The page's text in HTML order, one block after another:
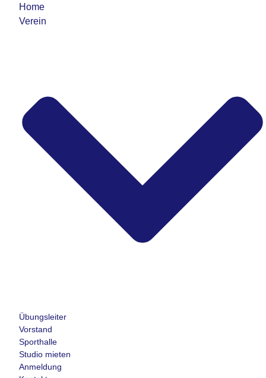
Home
Verein
Übungsleiter
Vorstand
Sporthalle
Studio mieten
Anmeldung